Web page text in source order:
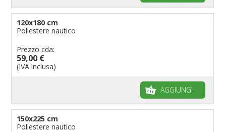
120x180 cm
Poliestere nautico
Prezzo cda:
59,00 €
(IVA inclusa)
AGGIUNGI
150x225 cm
Poliestere nautico